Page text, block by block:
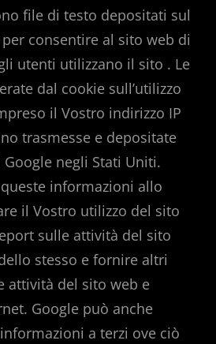
file di testo depositati sul
consentire al sito web di
utenti utilizzano il sito . Le
dal cookie sull’utilizzo
il Vostro indirizzo IP
trasmesse e depositate
negli Stati Uniti.
informazioni allo
il Vostro utilizzo del sito
sulle attività del sito
stesso e fornire altri
attività del sito web e
Google può anche
a terzi ove ciò